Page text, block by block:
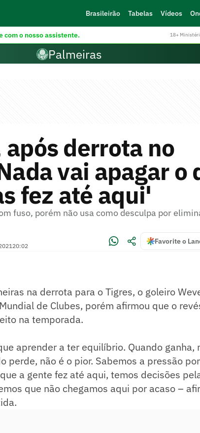
Brasileirão Tabelas Vídeos
com o nosso assistente. 18+
Palmeiras
derrota no
vai apagar o
fez até aqui'
fuso, porém não usa como desculpa por
20:02
Favorite o
na derrota para o Tigres, o goleiro
de Clubes, porém afirmou que o
na temporada.
aprender a ter equilíbrio. Quando ganha,
perde, não é o pior. Sabemos a pressão
a gente fez até aqui, temos decisões
que não chegamos aqui por acaso –